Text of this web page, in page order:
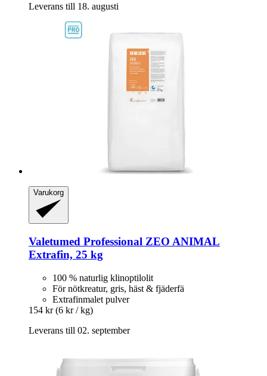
Leverans till 18. augusti
Varukorg
Valetumed Professional ZEO ANIMAL
Extrafin, 25 kg
100 % naturlig klinoptilolit
För nötkreatur, gris, häst & fjäderfä
Extrafinmalet pulver
154 kr (6 kr / kg)
Leverans till 02. september